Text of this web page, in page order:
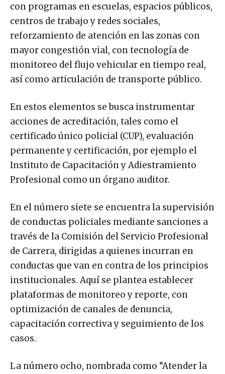
con programas en escuelas, espacios públicos,
centros de trabajo y redes sociales,
reforzamiento de atención en las zonas con
mayor congestión vial, con tecnología de
monitoreo del flujo vehicular en tiempo real,
así como articulación de transporte público.
En estos elementos se busca instrumentar
acciones de acreditación, tales como el
certificado único policial (CUP), evaluación
permanente y certificación, por ejemplo el
Instituto de Capacitación y Adiestramiento
Profesional como un órgano auditor.
En el número siete se encuentra la supervisión
de conductas policiales mediante sanciones a
través de la Comisión del Servicio Profesional
de Carrera, dirigidas a quienes incurran en
conductas que van en contra de los principios
institucionales. Aquí se plantea establecer
plataformas de monitoreo y reporte, con
optimización de canales de denuncia,
capacitación correctiva y seguimiento de los
casos.
La número ocho, nombrada como “Atender la